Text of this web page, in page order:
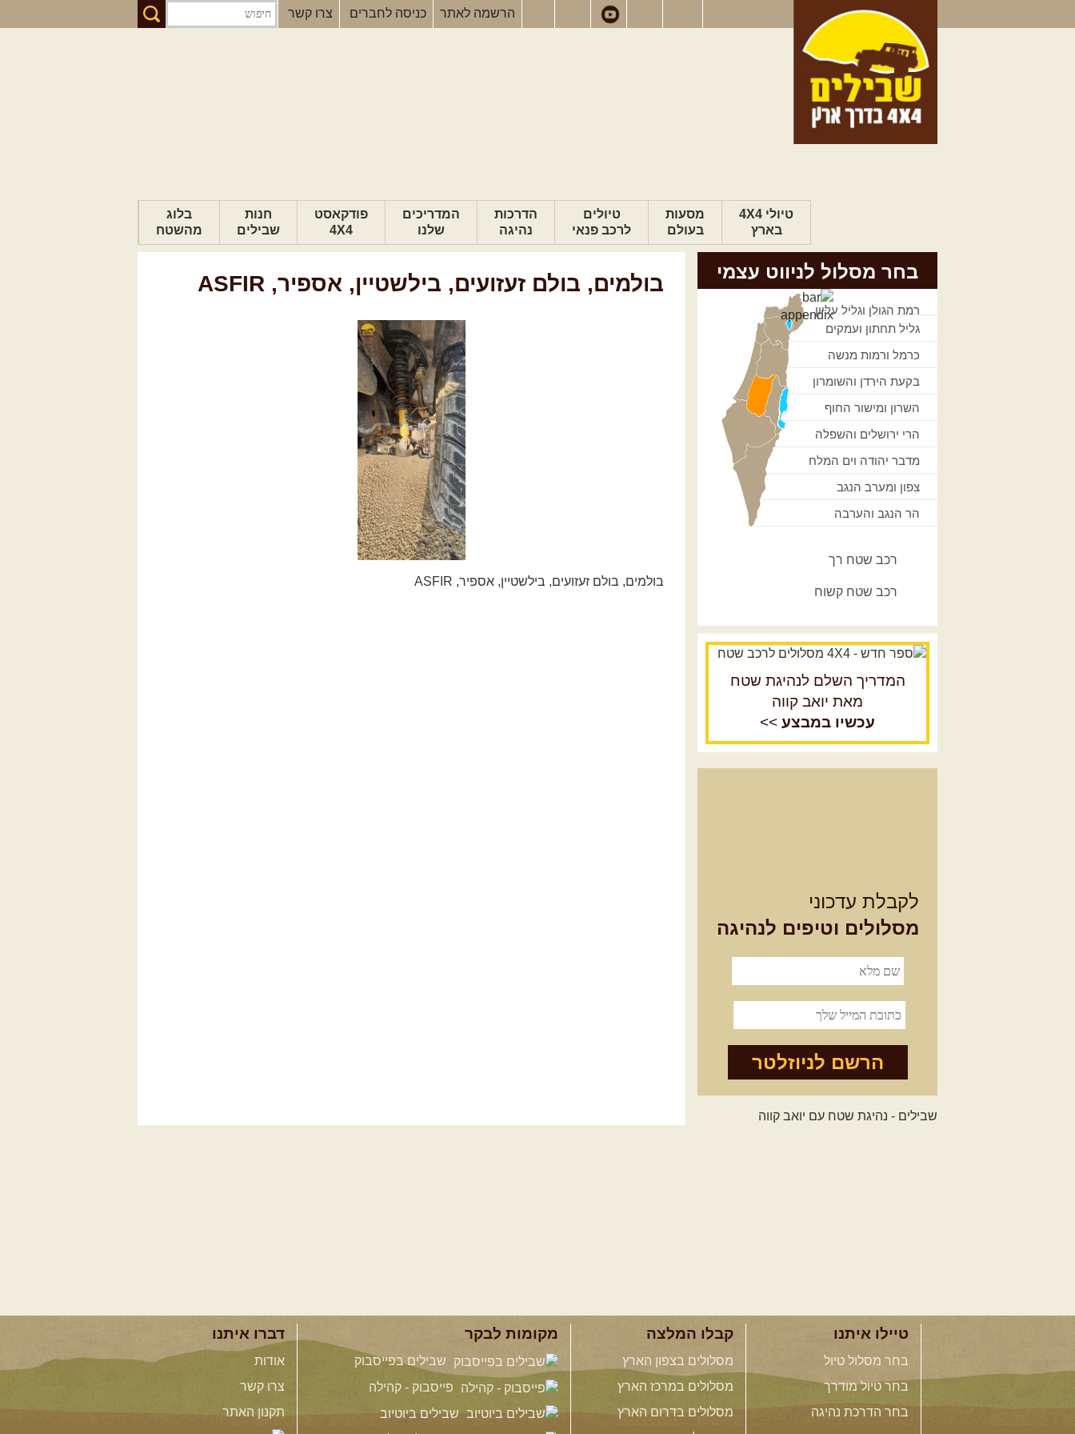
הרשמה לאתר כניסה לחברים צרו קשר
טיולי 4X4
בארץ
מסעות
בעולם
טיולים
לרכב פנאי
הדרכות
נהיגה
המדריכים
שלנו
פודקאסט
4X4
חנות
שבילים
בלוג
מהשטח
פודקאסט ג'יפאות
בולמים, בולם זעזועים, בילשטיין, אספיר, ASFIR
בולמים, בולם זעזועים, בילשטיין, אספיר, ASFIR
בחר מסלול לניווט עצמי
רמת הגולן וגליל עליון
גליל תחתון ועמקים
כרמל ורמות מנשה
בקעת הירדן והשומרון
השרון ומישור החוף
הרי ירושלים והשפלה
מדבר יהודה וים המלח
צפון ומערב הנגב
הר הנגב והערבה
רכב שטח רך
רכב שטח קשוח
המדריך השלם לנהיגת שטח
מאת יואב קווה
עכשיו במבצע >>
לקבלת עדכוני
מסלולים וטיפים לנהיגה
הרשם לניוזלטר
טיילו איתנו
בחר מסלול טיול
בחר טיול מודרך
בחר הדרכת נהיגה
קבלו המלצה
מסלולים בצפון הארץ
מסלולים במרכז הארץ
מסלולים בדרום הארץ
מקומות לבקר
שבילים בפייסבוק
פייסבוק - קהילה
שבילים ביוטיוב
דברו איתנו
אודות
צרו קשר
תקנון האתר